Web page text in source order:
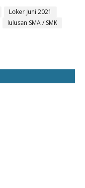
Loker Juni 2021
lulusan SMA / SMK